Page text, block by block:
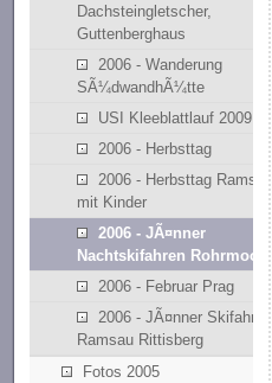
Dachsteingletscher,
Guttenberghaus
2006 - Wanderung
SÃ¼dwandhÃ¼tte
USI Kleeblattlauf 2009
2006 - Herbsttag
2006 - Herbsttag Ramsau
mit Kinder
2006 - JÃ¤nner
Nachtskifahren Rohrmoos
2006 - Februar Prag
2006 - JÃ¤nner Skifahren
Ramsau Rittisberg
Fotos 2005